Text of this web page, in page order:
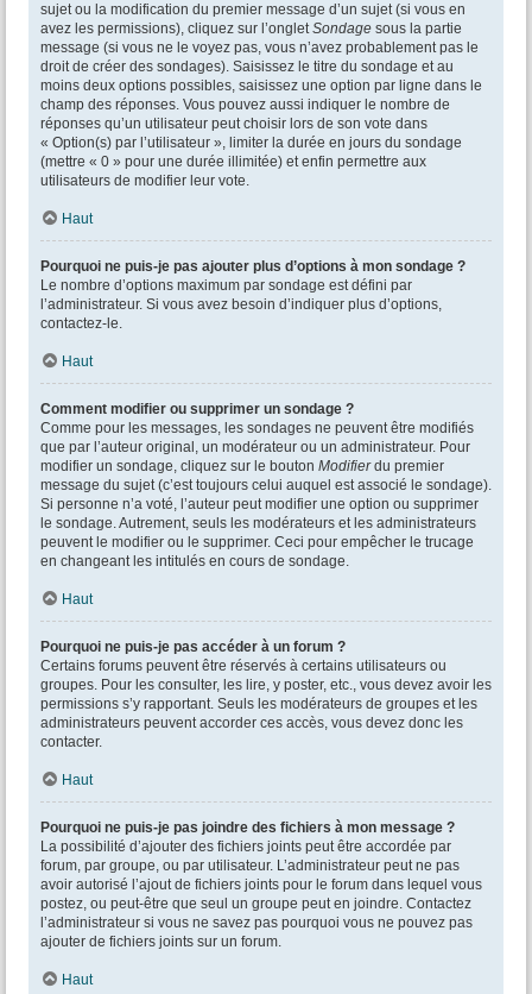
sujet ou la modification du premier message d’un sujet (si vous en
avez les permissions), cliquez sur l’ongletSondage sous la partie
message (si vous ne le voyez pas, vous n’avez probablement pas le
droit de créer des sondages). Saisissez le titre du sondage et au
moins deux options possibles, saisissez une option par ligne dans le
champ des réponses. Vous pouvez aussi indiquer le nombre de
réponses qu’un utilisateur peut choisir lors de son vote dans
« Option(s) par l’utilisateur », limiter la durée en jours du sondage
(mettre « 0 » pour une durée illimitée) et enfin permettre aux
utilisateurs de modifier leur vote.
Haut
Pourquoi ne puis-je pas ajouter plus d’options à mon sondage ?
Le nombre d’options maximum par sondage est défini par
l’administrateur. Si vous avez besoin d’indiquer plus d’options,
contactez-le.
Haut
Comment modifier ou supprimer un sondage ?
Comme pour les messages, les sondages ne peuvent être modifiés
que par l’auteur original, un modérateur ou un administrateur. Pour
modifier un sondage, cliquez sur le bouton Modifierdu premier
message du sujet (c’est toujours celui auquel est associé le sondage).
Si personne n’a voté, l’auteur peut modifier une option ou supprimer
le sondage. Autrement, seuls les modérateurs et les administrateurs
peuvent le modifier ou le supprimer. Ceci pour empêcher le trucage
en changeant les intitulés en cours de sondage.
Haut
Pourquoi ne puis-je pas accéder à un forum ?
Certains forums peuvent être réservés à certains utilisateurs ou
groupes. Pour les consulter, les lire, y poster, etc., vous devez avoir les
permissions s’y rapportant. Seuls les modérateurs de groupes et les
administrateurs peuvent accorder ces accès, vous devez donc les
contacter.
Haut
Pourquoi ne puis-je pas joindre des fichiers à mon message ?
La possibilité d’ajouter des fichiers joints peut être accordée par
forum, par groupe, ou par utilisateur. L’administrateur peut ne pas
avoir autorisé l’ajout de fichiers joints pour le forum dans lequel vous
postez, ou peut-être que seul un groupe peut en joindre. Contactez
l’administrateur si vous ne savez pas pourquoi vous ne pouvez pas
ajouter de fichiers joints sur un forum.
Haut